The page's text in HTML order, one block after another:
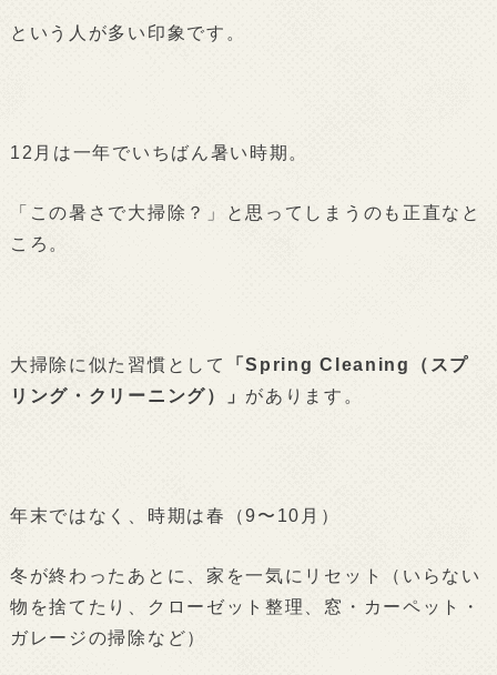
という人が多い印象です。
12月は一年でいちばん暑い時期。
「この暑さで大掃除？」と思ってしまうのも正直なと
ころ。
大掃除に似た習慣として
「Spring Cleaning（スプ
リング・クリーニング）」 があります。
年末ではなく、時期は春（9〜10月）
冬が終わったあとに、家を一気にリセット（いらない
物を捨てたり、クローゼット整理、窓・カーペット・
ガレージの掃除など）